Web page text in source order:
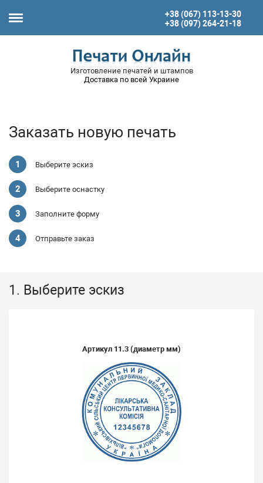
+38 (067) 113-13-30
+38 (097) 264-21-18
Изготовление печатей и штампов
Доставка по всей Украине
Заказать новую печать
Выберите эскиз
Выберите оснастку
Заполните форму
Отправьте заказ
1. Выберите эскиз
Артикул 11.3 (диаметр мм)